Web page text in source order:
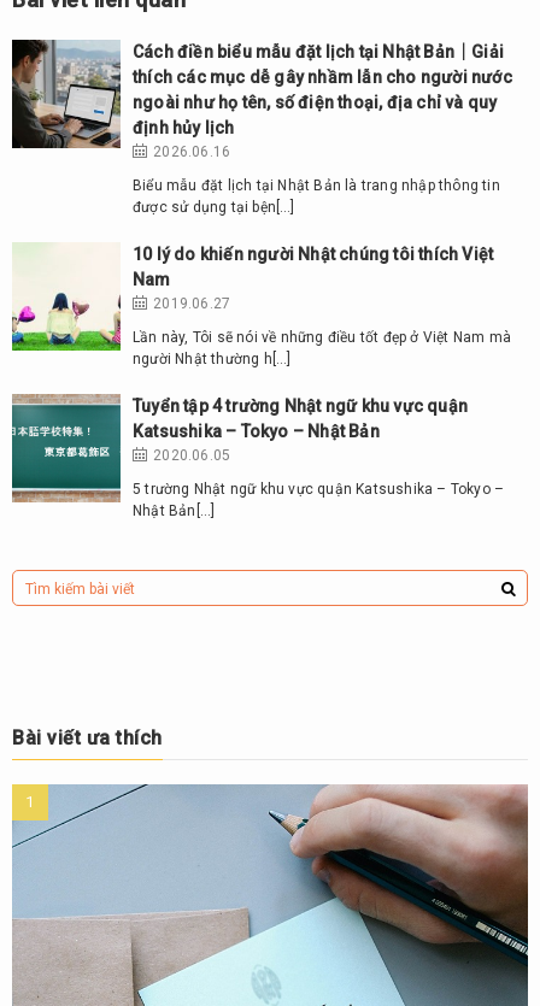
Cách điền biểu mẫu đặt lịch tại Nhật Bản｜Giải
thích các mục dễ gây nhầm lẫn cho người nước
ngoài như họ tên, số điện thoại, địa chỉ và quy
định hủy lịch
2026.06.16
Biểu mẫu đặt lịch tại Nhật Bản là trang nhập thông tin
được sử dụng tại bện[…]
10 lý do khiến người Nhật chúng tôi thích Việt
Nam
2019.06.27
Lần này, Tôi sẽ nói về những điều tốt đẹp ở Việt Nam mà
người Nhật thường h[…]
Tuyển tập 4 trường Nhật ngữ khu vực quận
Katsushika – Tokyo – Nhật Bản
2020.06.05
5 trường Nhật ngữ khu vực quận Katsushika – Tokyo –
Nhật Bản[…]
Bài viết ưa thích